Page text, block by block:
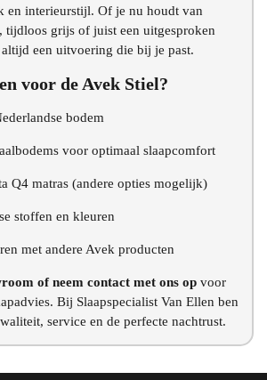
en interieurstijl. Of je nu houdt van
tijdloos grijs of juist een uitgesproken
een uitvoering die bij je past.
voor de Avek Stiel?
bodem
voor optimaal slaapcomfort
Q4 matras (andere opties mogelijk)
stoffen en kleuren
met andere Avek producten
of neem contact met ons op voor
Bij Slaapspecialist Van Ellen ben
service en de perfecte nachtrust.